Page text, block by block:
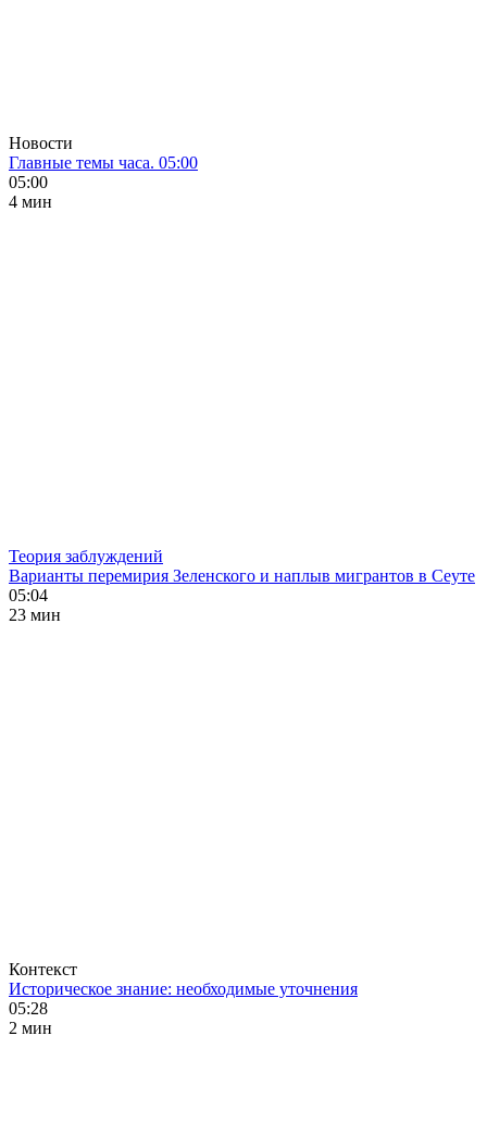
Новости
Главные темы часа. 05:00
05:00
4 мин
Теория заблуждений
Варианты перемирия Зеленского и наплыв мигрантов в Сеуте
05:04
23 мин
Контекст
Историческое знание: необходимые уточнения
05:28
2 мин